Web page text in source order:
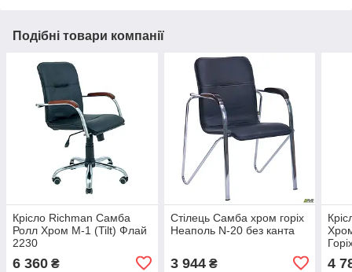
Подібні товари компанії
Крісло Richman Самба
Ролл Хром M-1 (Tilt) Флай
2230
6 360 ₴
Стілець Самба хром горіх
Неаполь N-20 без канта
3 944₴ 4